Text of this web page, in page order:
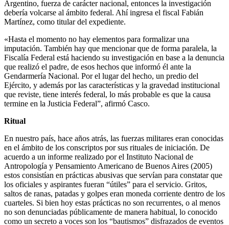
«Hasta el momento no hay elementos para formalizar una
imputación. También hay que mencionar que de forma paralela, la
que realizó el padre, de esos hechos que informó él ante la
Gendarmería Nacional. Por el lugar del hecho, un predio del
Ejército, y además por las características y la gravedad institucional
que reviste, tiene interés federal, lo más probable es que la causa
termine en la Justicia Federal”, afirmó Casco.
Ritual
en el ámbito de los conscriptos por sus rituales de iniciación. De
Antropología y Pensamiento Americano de Buenos Aires (2005)
estos consistían en prácticas abusivas que servían para constatar que
los oficiales y aspirantes fueran “útiles” para el servicio. Gritos,
saltos de ranas, patadas y golpes eran moneda corriente dentro de los
cuarteles. Si bien hoy estas prácticas no son recurrentes, o al menos
no son denunciadas públicamente de manera habitual, lo conocido
como un secreto a voces son los “bautismos” disfrazados de eventos
sociales, como en el que supuestamente habría participado Matías.
«Le habían encargado que compre carne, vinos, whisky del mejor,